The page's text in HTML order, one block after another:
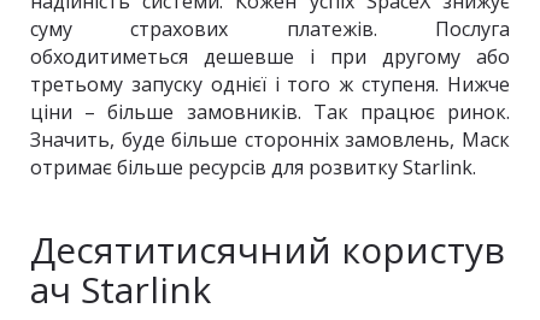
суму страхових платежів. Послуга
обходитиметься дешевше і при другому або
третьому запуску однієї і того ж ступеня. Нижче
ціни – більше замовників. Так працює ринок.
Значить, буде більше сторонніх замовлень, Маск
отримає більше ресурсів для розвитку Starlink.
Десятитисячний користув
ач Starlink